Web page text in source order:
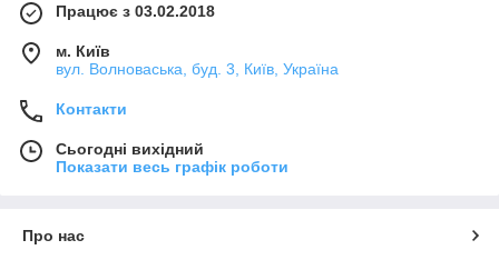
Фирменные установки Aerostar отличаются широкими
функциональными возможностями, а большой выбор на
сайте позволяет подобрать оборудование с нужными именно
тепла, для использования в медицинских учреждениях и
т.д.). Основные достоинства приточно-вытяжных установок:
высокое качество изготовления и сборки — только
лучшие материалы;
надежные комплектующие приточно-вытяжных
Працює з 03.02.2018
м. Київ
вул. Волноваська, буд. 3, Київ, Україна
Контакти
Сьогодні вихідний
Показати весь графік роботи
Про нас